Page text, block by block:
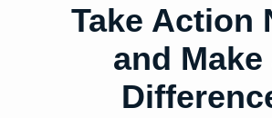
Take Action
and Make